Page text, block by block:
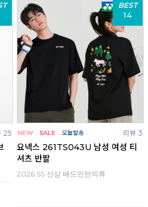
25
BEST
14
리뷰 3
요넥스 261TS043U 남성 여성 티
셔츠 반팔
2026 SS 신상 배드민턴의류